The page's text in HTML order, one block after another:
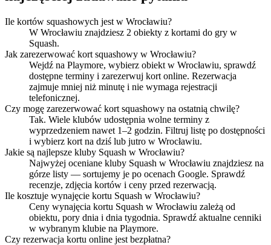
Ile kortów squashowych jest w Wrocławiu?
W Wrocławiu znajdziesz 2 obiekty z kortami do gry w
Squash.
Jak zarezerwować kort squashowy w Wrocławiu?
Wejdź na Playmore, wybierz obiekt w Wrocławiu, sprawdź
dostępne terminy i zarezerwuj kort online. Rezerwacja
zajmuje mniej niż minutę i nie wymaga rejestracji
telefonicznej.
Czy mogę zarezerwować kort squashowy na ostatnią chwilę?
Tak. Wiele klubów udostępnia wolne terminy z
wyprzedzeniem nawet 1–2 godzin. Filtruj listę po dostępności
i wybierz kort na dziś lub jutro w Wrocławiu.
Jakie są najlepsze kluby Squash w Wrocławiu?
Najwyżej oceniane kluby Squash w Wrocławiu znajdziesz na
górze listy — sortujemy je po ocenach Google. Sprawdź
recenzje, zdjęcia kortów i ceny przed rezerwacją.
Ile kosztuje wynajęcie kortu Squash w Wrocławiu?
Ceny wynajęcia kortu Squash w Wrocławiu zależą od
obiektu, pory dnia i dnia tygodnia. Sprawdź aktualne cenniki
w wybranym klubie na Playmore.
Czy rezerwacja kortu online jest bezpłatna?